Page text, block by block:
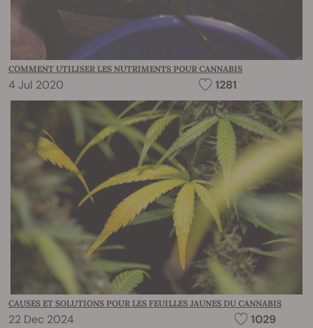
COMMENT UTILISER LES NUTRIMENTS POUR CANNABIS
4 Jul 2020 1281
CAUSES ET SOLUTIONS POUR LES FEUILLES JAUNES DU CANNABIS
22 Dec 2024 1029